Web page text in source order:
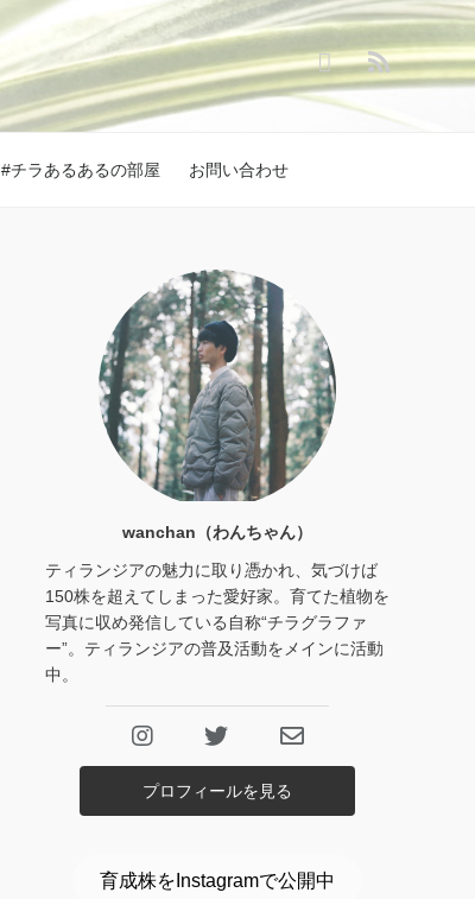
#チラあるあるの部屋 お問い合わせ
wanchan（わんちゃん）
ティランジアの魅力に取り憑かれ、気づけば
150株を超えてしまった愛好家。育てた植物を
写真に収め発信している自称“チラグラファ
ー”。ティランジアの普及活動をメインに活動
中。
プロフィールを見る
育成株をInstagramで公開中